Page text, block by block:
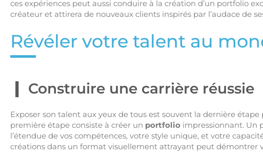
ces expériences peut aussi conduire à la création d’un portfolio
créateur et attirera de nouveaux clients inspirés par l’audace de
Révéler votre talent au
Construire une carrière réussie
Exposer son talent aux yeux de tous est souvent la dernière
première étape consiste à créer un portfolio impressionnant. Un
l’étendue de vos compétences, votre style unique, et votre
créations dans un format visuellement attrayant peut démontrer